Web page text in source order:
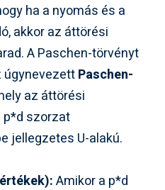
ha a nyomás és a
akkor az áttörési
A Paschen-törvényt
úgynevezettPaschen-
az áttörési
szorzat
jellegzetes U-alakú.
Amikor a p*d